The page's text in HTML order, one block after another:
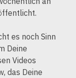
es noch Sinn
Deine
Videos
das Deine